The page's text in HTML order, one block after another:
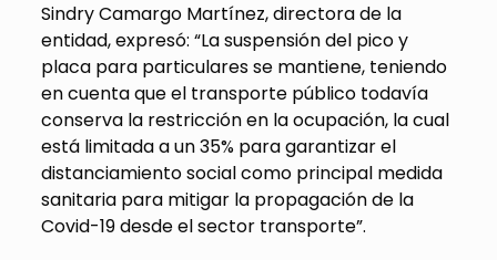
Sindry Camargo Martínez, directora de la
entidad, expresó: “La suspensión del pico y
placa para particulares se mantiene, teniendo
en cuenta que el transporte público todavía
conserva la restricción en la ocupación, la cual
está limitada a un 35% para garantizar el
distanciamiento social como principal medida
sanitaria para mitigar la propagación de la
Covid-19 desde el sector transporte”.